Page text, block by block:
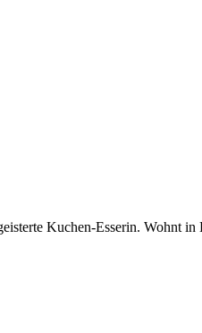
Kuchen-Esserin. Wohnt